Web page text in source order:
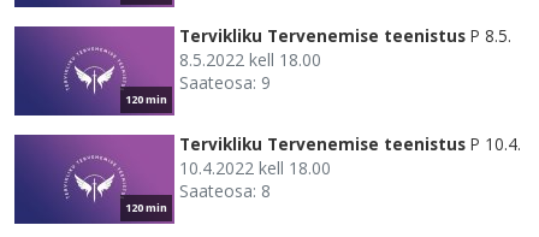
120 min
Tervikliku Tervenemise teenistus P 8.5.
8.5.2022 kell 18.00
Saateosa: 9
120 min
Tervikliku Tervenemise teenistus P 10.4.
10.4.2022 kell 18.00
Saateosa: 8